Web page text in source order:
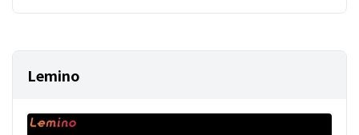
Lemino